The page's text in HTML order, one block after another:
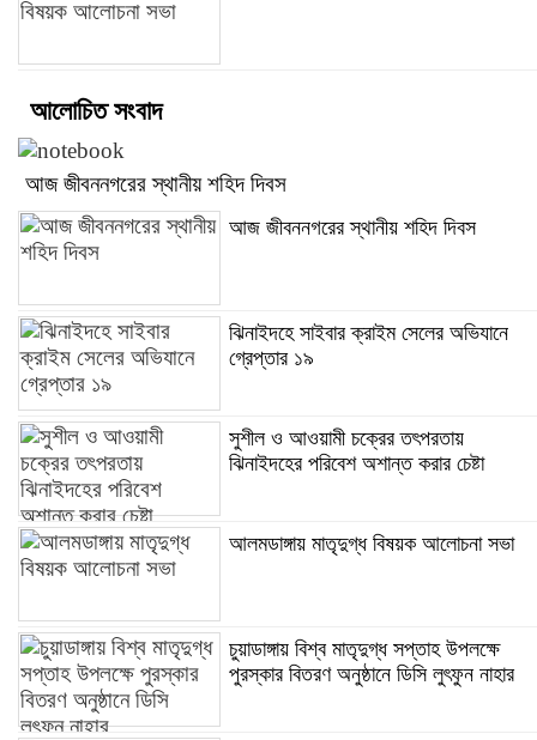
আলোচিত সংবাদ
আজ জীবননগরের স্থানীয় শহিদ দিবস
আজ জীবননগরের স্থানীয় শহিদ দিবস
ঝিনাইদহে সাইবার ক্রাইম সেলের অভিযানে
গ্রেপ্তার ১৯
সুশীল ও আওয়ামী চক্রের তৎপরতায়
ঝিনাইদহের পরিবেশ অশান্ত করার চেষ্টা
আলমডাঙ্গায় মাতৃদুগ্ধ বিষয়ক আলোচনা সভা
চুয়াডাঙ্গায় বিশ্ব মাতৃদুগ্ধ সপ্তাহ উপলক্ষে
পুরস্কার বিতরণ অনুষ্ঠানে ডিসি লুৎফুন নাহার